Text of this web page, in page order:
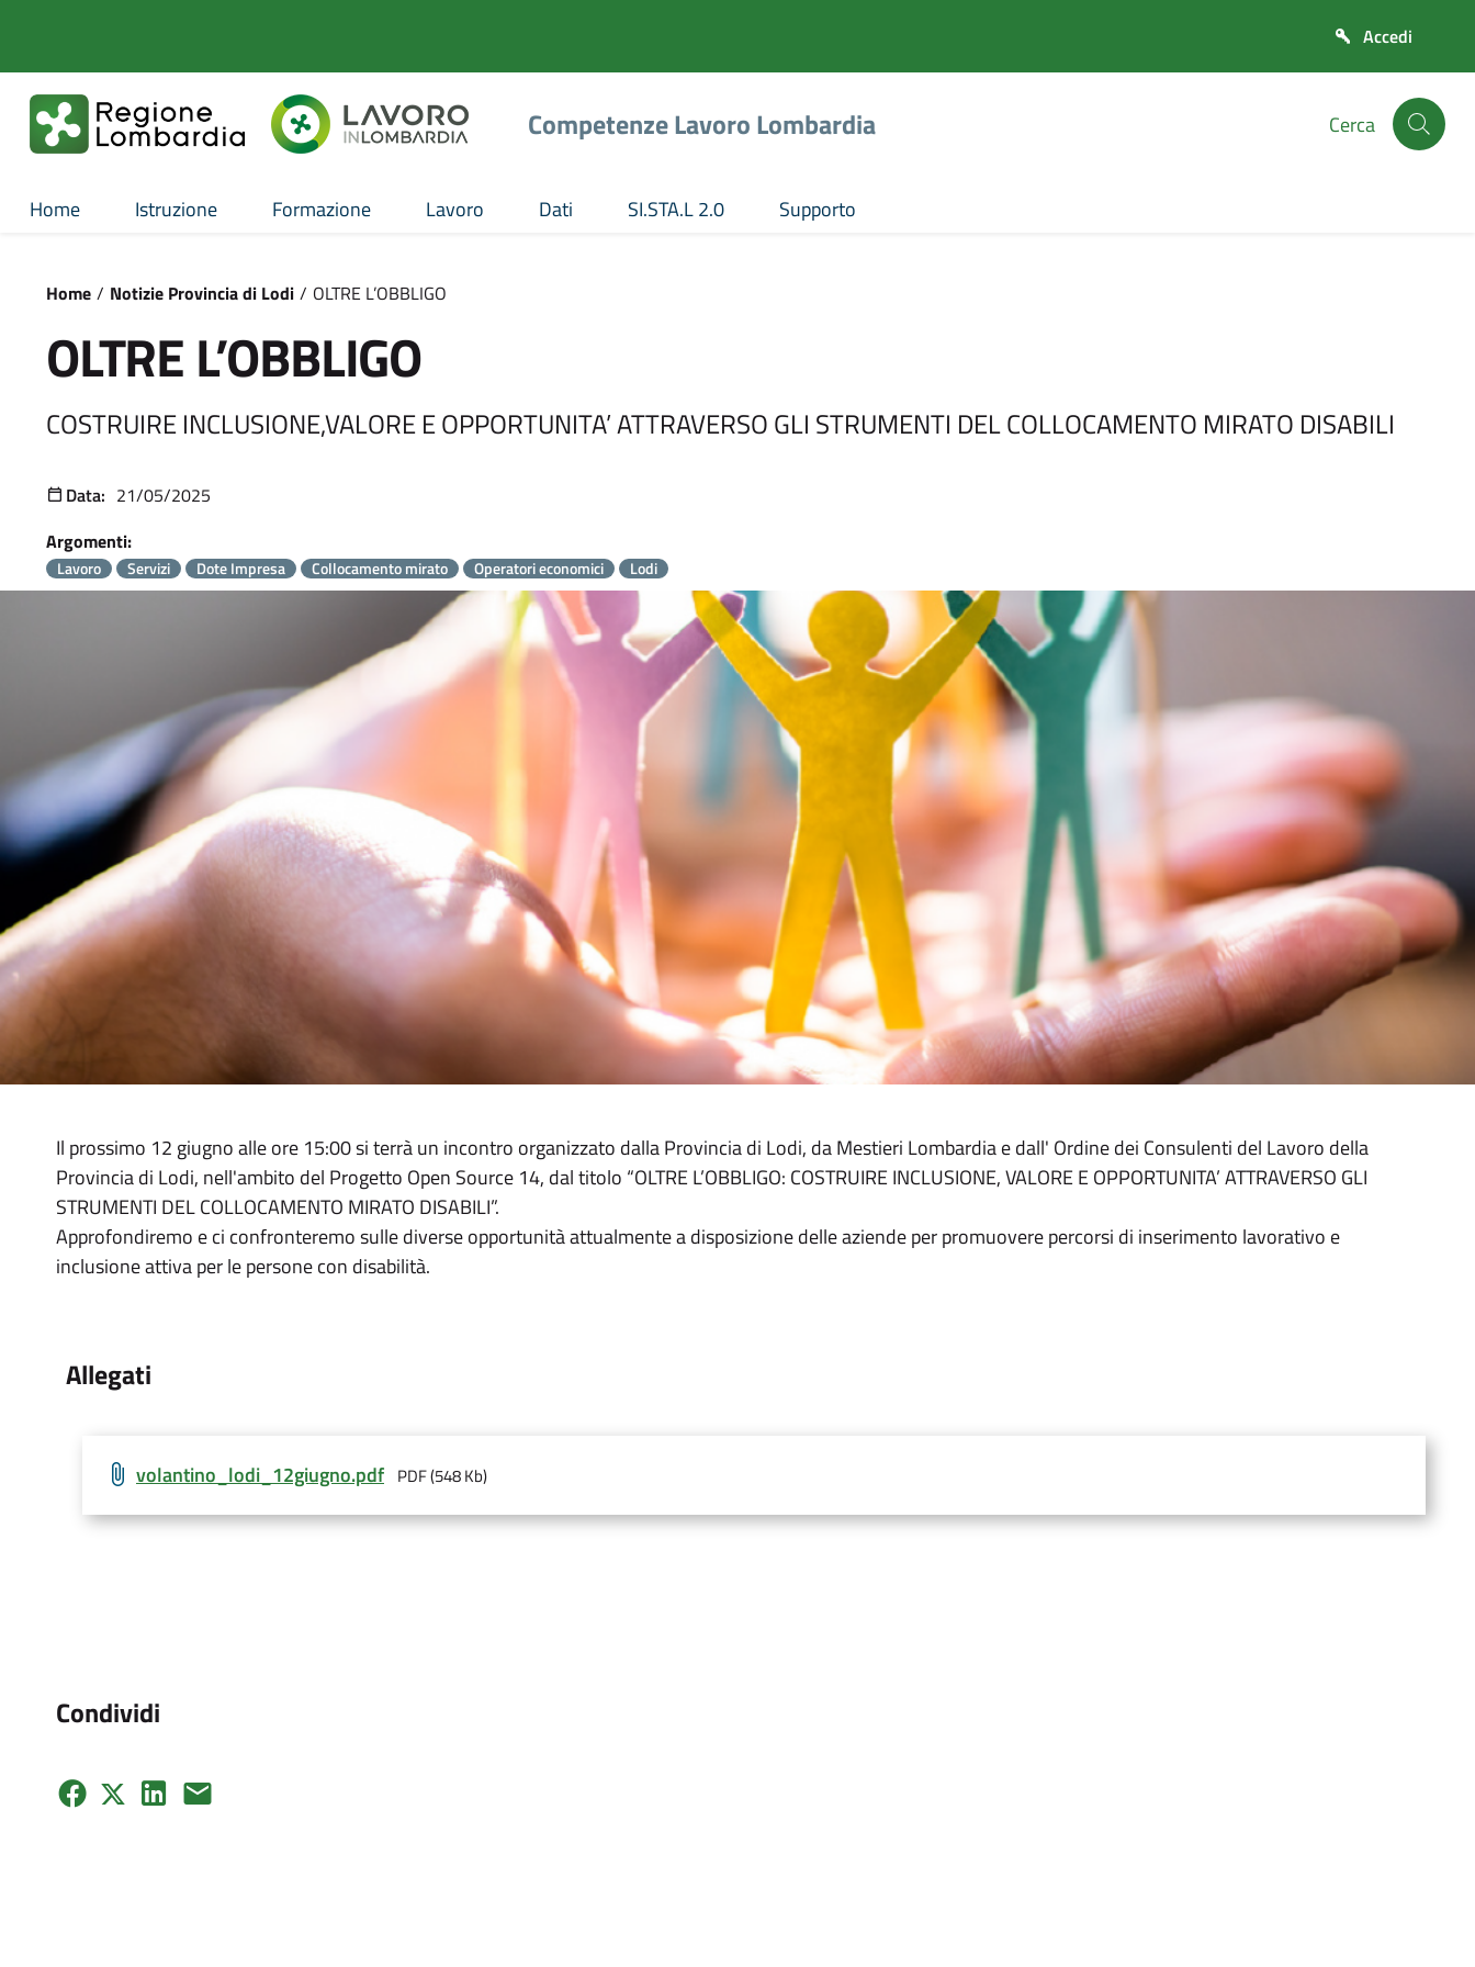
Competenze Lavoro Lombardia Cerca
Home Istruzione Formazione Lavoro Dati SI.STA.L 2.0 Supporto
/ Notizie Provincia di Lodi / OLTRE L’OBBLIGO
OLTRE L’OBBLIGO
COSTRUIRE INCLUSIONE,VALORE E OPPORTUNITA’ ATTRAVERSO GLI STRUMENTI DEL COLLOCAMENTO MIRATO DISABILI
Data: 21/05/2025
Argomenti:
Lavoro Servizi Dote Impresa Collocamento mirato Operatori economici Lodi
Il prossimo 12 giugno alle ore 15:00 si terrà un incontro organizzato dalla Provincia di Lodi, da Mestieri Lombardia e dall' Ordine dei Consulenti del Lavoro della
Provincia di Lodi, nell'ambito del Progetto Open Source 14, dal titolo “OLTRE L’OBBLIGO: COSTRUIRE INCLUSIONE, VALORE E OPPORTUNITA’ ATTRAVERSO GLI
STRUMENTI DEL COLLOCAMENTO MIRATO DISABILI”.
Approfondiremo e ci confronteremo sulle diverse opportunità attualmente a disposizione delle aziende per promuovere percorsi di inserimento lavorativo e
inclusione attiva per le persone con disabilità.
Allegati
volantino_lodi_12giugno.pdf PDF (548 Kb)
Condividi